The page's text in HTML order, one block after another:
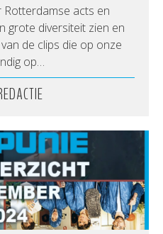
Rotterdamse acts en
grote diversiteit zien en
de clips die op onze
op…